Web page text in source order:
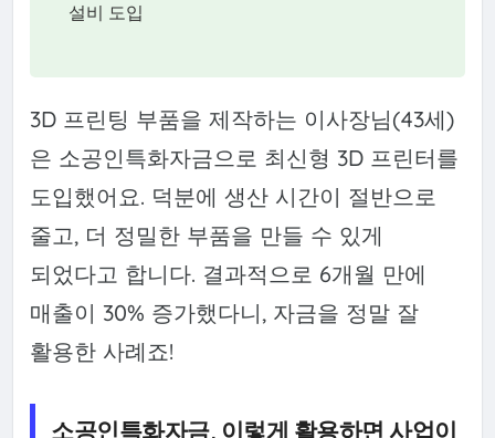
설비 도입
3D 프린팅 부품을 제작하는 이사장님(43세)
은 소공인특화자금으로 최신형 3D 프린터를
도입했어요. 덕분에 생산 시간이 절반으로
줄고, 더 정밀한 부품을 만들 수 있게
되었다고 합니다. 결과적으로 6개월 만에
매출이 30% 증가했다니, 자금을 정말 잘
활용한 사례죠!
소공인특화자금, 이렇게 활용하면 사업이